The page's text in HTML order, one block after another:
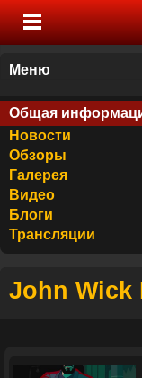
Меню
Общая
Новости
Обзоры
Галерея
Видео
Блоги
Трансляции
John Wick